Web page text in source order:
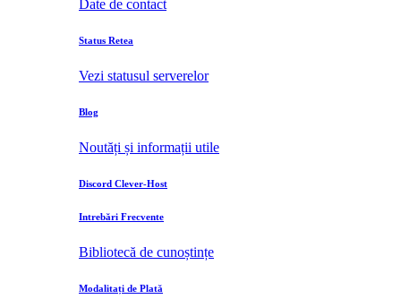
Date de contact
Status Retea
Vezi statusul serverelor
Blog
Noutăți și informații utile
Discord Clever-Host
Intrebări Frecvente
Bibliotecă de cunoștințe
Modalitați de Plată